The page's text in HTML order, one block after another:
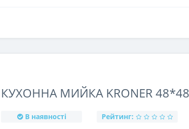
КУХОННА МИЙКА KRONER
В наявності Рейтинг: